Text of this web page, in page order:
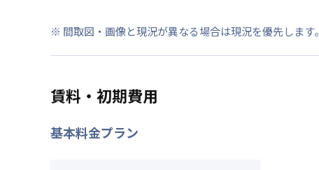
※ 間取図・画像と現況が異なる場合は現況を優先します。
賃料・初期費用
基本料金プラン